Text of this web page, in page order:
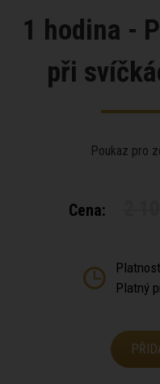
1 hodina -
při
Poukaz pro
Cena:
Platný